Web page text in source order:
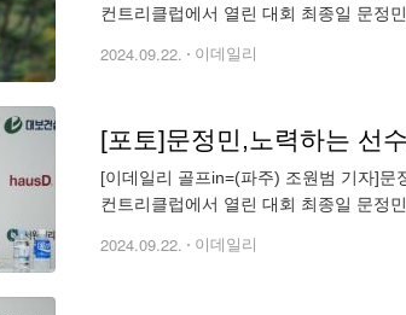
컨트리클럽에서 열린 대회 최종일 문정
2024.09.22. 이데일리
[포토]문정민,노력하는 선
[이데일리 골프in=(파주) 조원범 기자]
컨트리클럽에서 열린 대회 최종일 문정
2024.09.22. 이데일리